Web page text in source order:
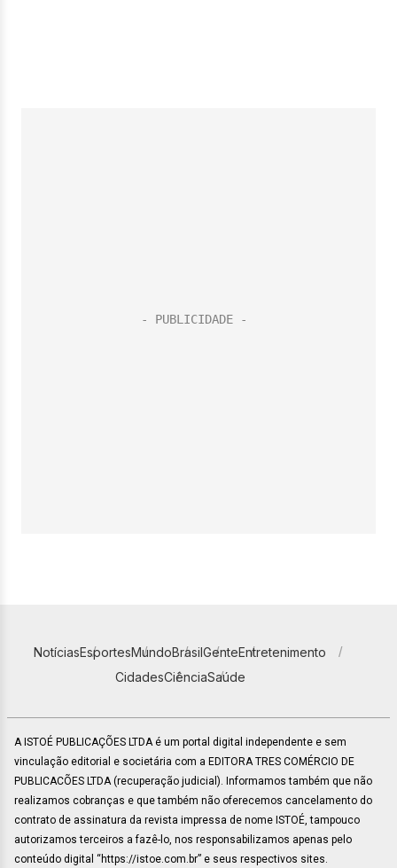
NotíciasEsportesMundoBrasilGenteEntretenimento
CidadesCiênciaSaúde
A ISTOÉ PUBLICAÇÕES LTDA é um portal digital independente e sem
vinculação editorial e societária com a EDITORA TRES COMÉRCIO DE
PUBLICACÕES LTDA (recuperação judicial). Informamos também que não
realizamos cobranças e que também não oferecemos cancelamento do
contrato de assinatura da revista impressa de nome ISTOÉ, tampouco
autorizamos terceiros a fazê-lo, nos responsabilizamos apenas pelo
conteúdo digital “https://istoe.com.br” e seus respectivos sites.